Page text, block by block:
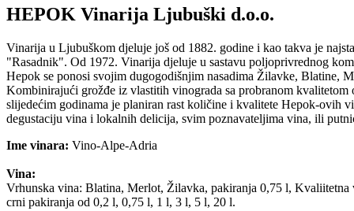
HEPOK Vinarija Ljubuški d.o.o.
Vinarija u Ljubuškom djeluje još od 1882. godine i kao takva je
"Rasadnik". Od 1972. Vinarija djeluje u sastavu poljoprivrednog
Hepok se ponosi svojim dugogodišnjim nasadima Žilavke, Blatine,
Kombinirajući grožđe iz vlastitih vinograda sa probranom
slijedećim godinama je planiran rast količine i kvalitete Hepok-ovih
degustaciju vina i lokalnih delicija, svim poznavateljima vina, ili
Ime vinara: Vino-Alpe-Adria
Vina:
Vrhunska vina: Blatina, Merlot, Žilavka, pakiranja 0,75 l,
crni pakiranja od 0,2 l, 0,75 l, 1 l, 3 l, 5 l, 20 l.